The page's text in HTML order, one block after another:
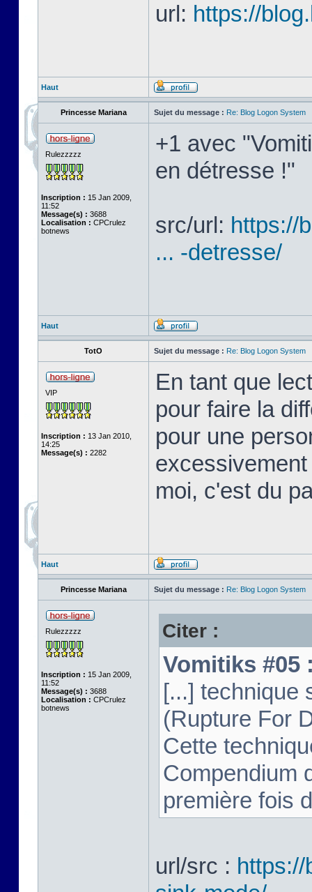
url: https://
Haut
Princesse Mariana Sujet du message : Re: Blog Logon System
Rulezzzzz
Inscription : 15 Jan 2009,
11:52
Message(s) : 3688
Localisation : CPCrulez
botnews
+1 avec
en détresse !"
src/url: https://
... -detresse/
Haut
TotO Sujet du message : Re: Blog Logon System
VIP
Inscription : 13 Jan 2010,
14:25
Message(s) : 2282
En tant que
pour faire la
pour une
moi, c'est du
Haut
Princesse Mariana Sujet du message : Re: Blog Logon System
Rulezzzzz
Inscription : 15 Jan 2009,
11:52
Message(s) : 3688
Localisation : CPCrulez
botnews
Citer :
Vomitiks #05
[...] technique
(Rupture For
Cette
Compendium
première fois
url/src :